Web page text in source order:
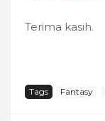
Terima kasih.
Tags Fantasy